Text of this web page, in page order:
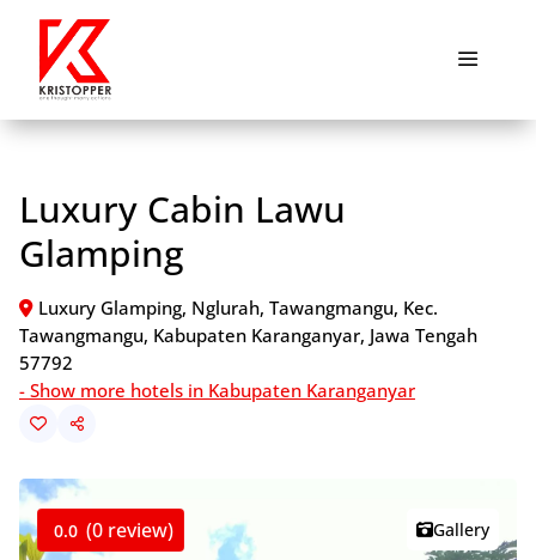
Promo
Cart
Masuk
Luxury Cabin Lawu
Glamping
Luxury Glamping, Nglurah, Tawangmangu, Kec.
Tawangmangu, Kabupaten Karanganyar, Jawa Tengah
57792
- Show more hotels in Kabupaten Karanganyar
Gallery
0.0 (0 review)